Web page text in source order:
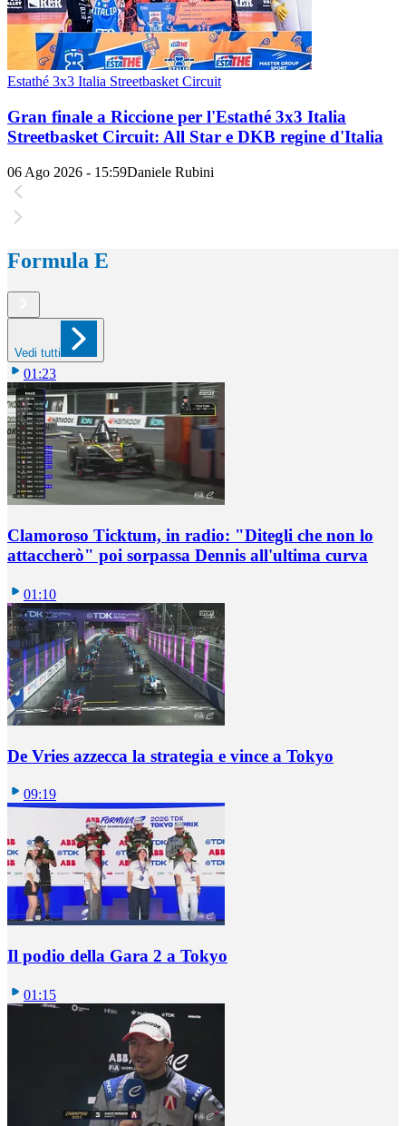
Estathé 3x3 Italia Streetbasket Circuit
Gran finale a Riccione per l'Estathé 3x3 Italia
Streetbasket Circuit: All Star e DKB regine d'Italia
06 Ago 2026 - 15:59Daniele Rubini
Formula E
Vedi tutti
01:23
Clamoroso Ticktum, in radio: "Ditegli che non lo
attaccherò" poi sorpassa Dennis all'ultima curva
01:10
De Vries azzecca la strategia e vince a Tokyo
09:19
Il podio della Gara 2 a Tokyo
01:15